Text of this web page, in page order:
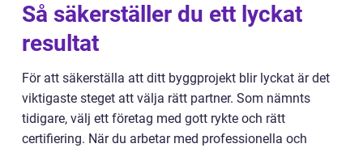
Så säkerställer du ett lyckat
resultat
För att säkerställa att ditt byggprojekt blir lyckat är det
viktigaste steget att välja rätt partner. Som nämnts
tidigare, välj ett företag med gott rykte och rätt
certifiering. När du arbetar med professionella och